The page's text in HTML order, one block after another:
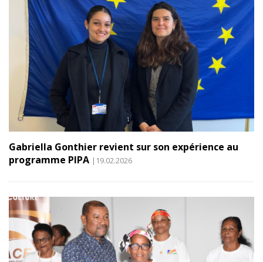
Gabriella Gonthier revient sur son expérience au
programme PIPA |19.02.2026